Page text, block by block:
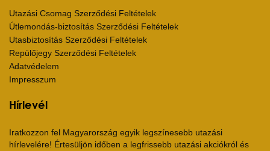
Utazási Csomag Szerződési Feltételek
Útlemondás-biztosítás Szerződési Feltételek
Utasbiztosítás Szerződési Feltételek
Repülőjegy Szerződési Feltételek
Adatvédelem
Impresszum
Hírlevél
Iratkozzon fel Magyarország egyik legszínesebb utazási
hírlevelére! Értesüljön időben a legfrissebb utazási akciókról és